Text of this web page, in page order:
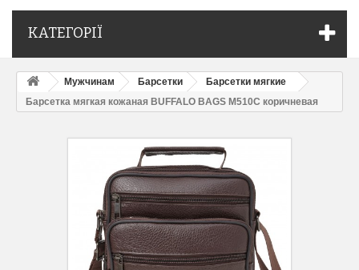
КАТЕГОРІЇ
Мужчинам Барсетки
Барсетки мягкие
Барсетка мягкая кожаная BUFFALO BAGS M510C коричневая